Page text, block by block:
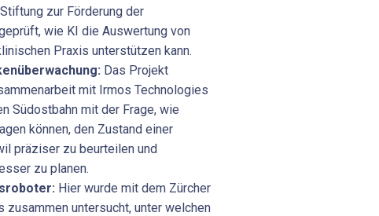
zur Förderung der
wie KI die Auswertung von
Praxis unterstützen kann.
Das Projekt
mit Irmos Technologies
Südostbahn mit der Frage, wie
können, den Zustand einer
präziser zu beurteilen und
zu planen.
Hier wurde mit dem Zürcher
zusammen untersucht, unter welchen